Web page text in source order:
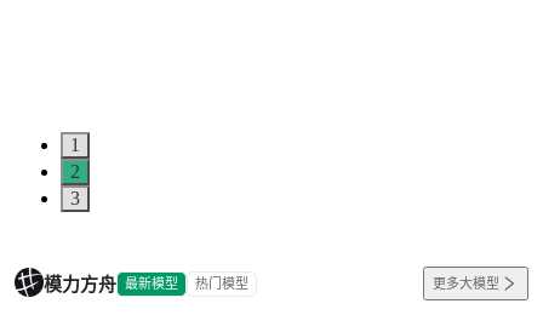
1
2
3
模力方舟 最新模型 热门模型 更多大模型